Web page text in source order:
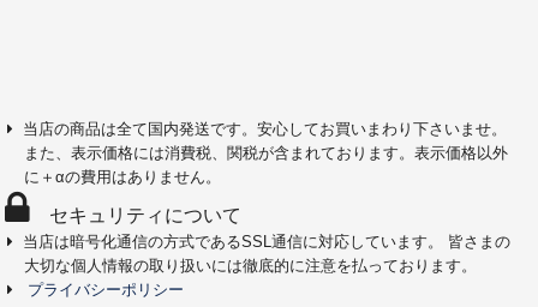
当店の商品は全て国内発送です。安心してお買いまわり下さいませ。
また、表示価格には消費税、関税が含まれております。表示価格以外
に＋αの費用はありません。
セキュリティについて
当店は暗号化通信の方式であるSSL通信に対応しています。 皆さまの
大切な個人情報の取り扱いには徹底的に注意を払っております。
プライバシーポリシー